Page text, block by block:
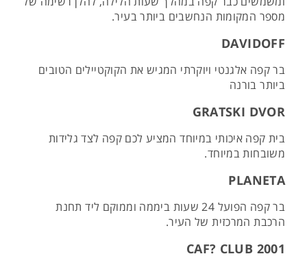
מספר המקומות הנחשבים ביותר בעיר.
DAVIDOFF
בר קפה אלגנטי ויוקרתי המגיש את הקוקטיילים הטובים
ביותר בורנה
GRATSKI DVOR
בית קפה איכותי במיוחד המציע לכם קפה לצד גלידות
משובחות במיוחד.
PLANETA
בר קפה הפועל 24 שעות ביממה וממוקם ליד תחנת
הרכבת המרכזית של העיר.
CAF? CLUB 2001